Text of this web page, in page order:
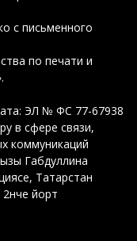
с письменного
по печати и
ЭЛ № ФС 77-67938
в сфере связи,
коммуникаций
Габдуллина
Татарстан
йорт